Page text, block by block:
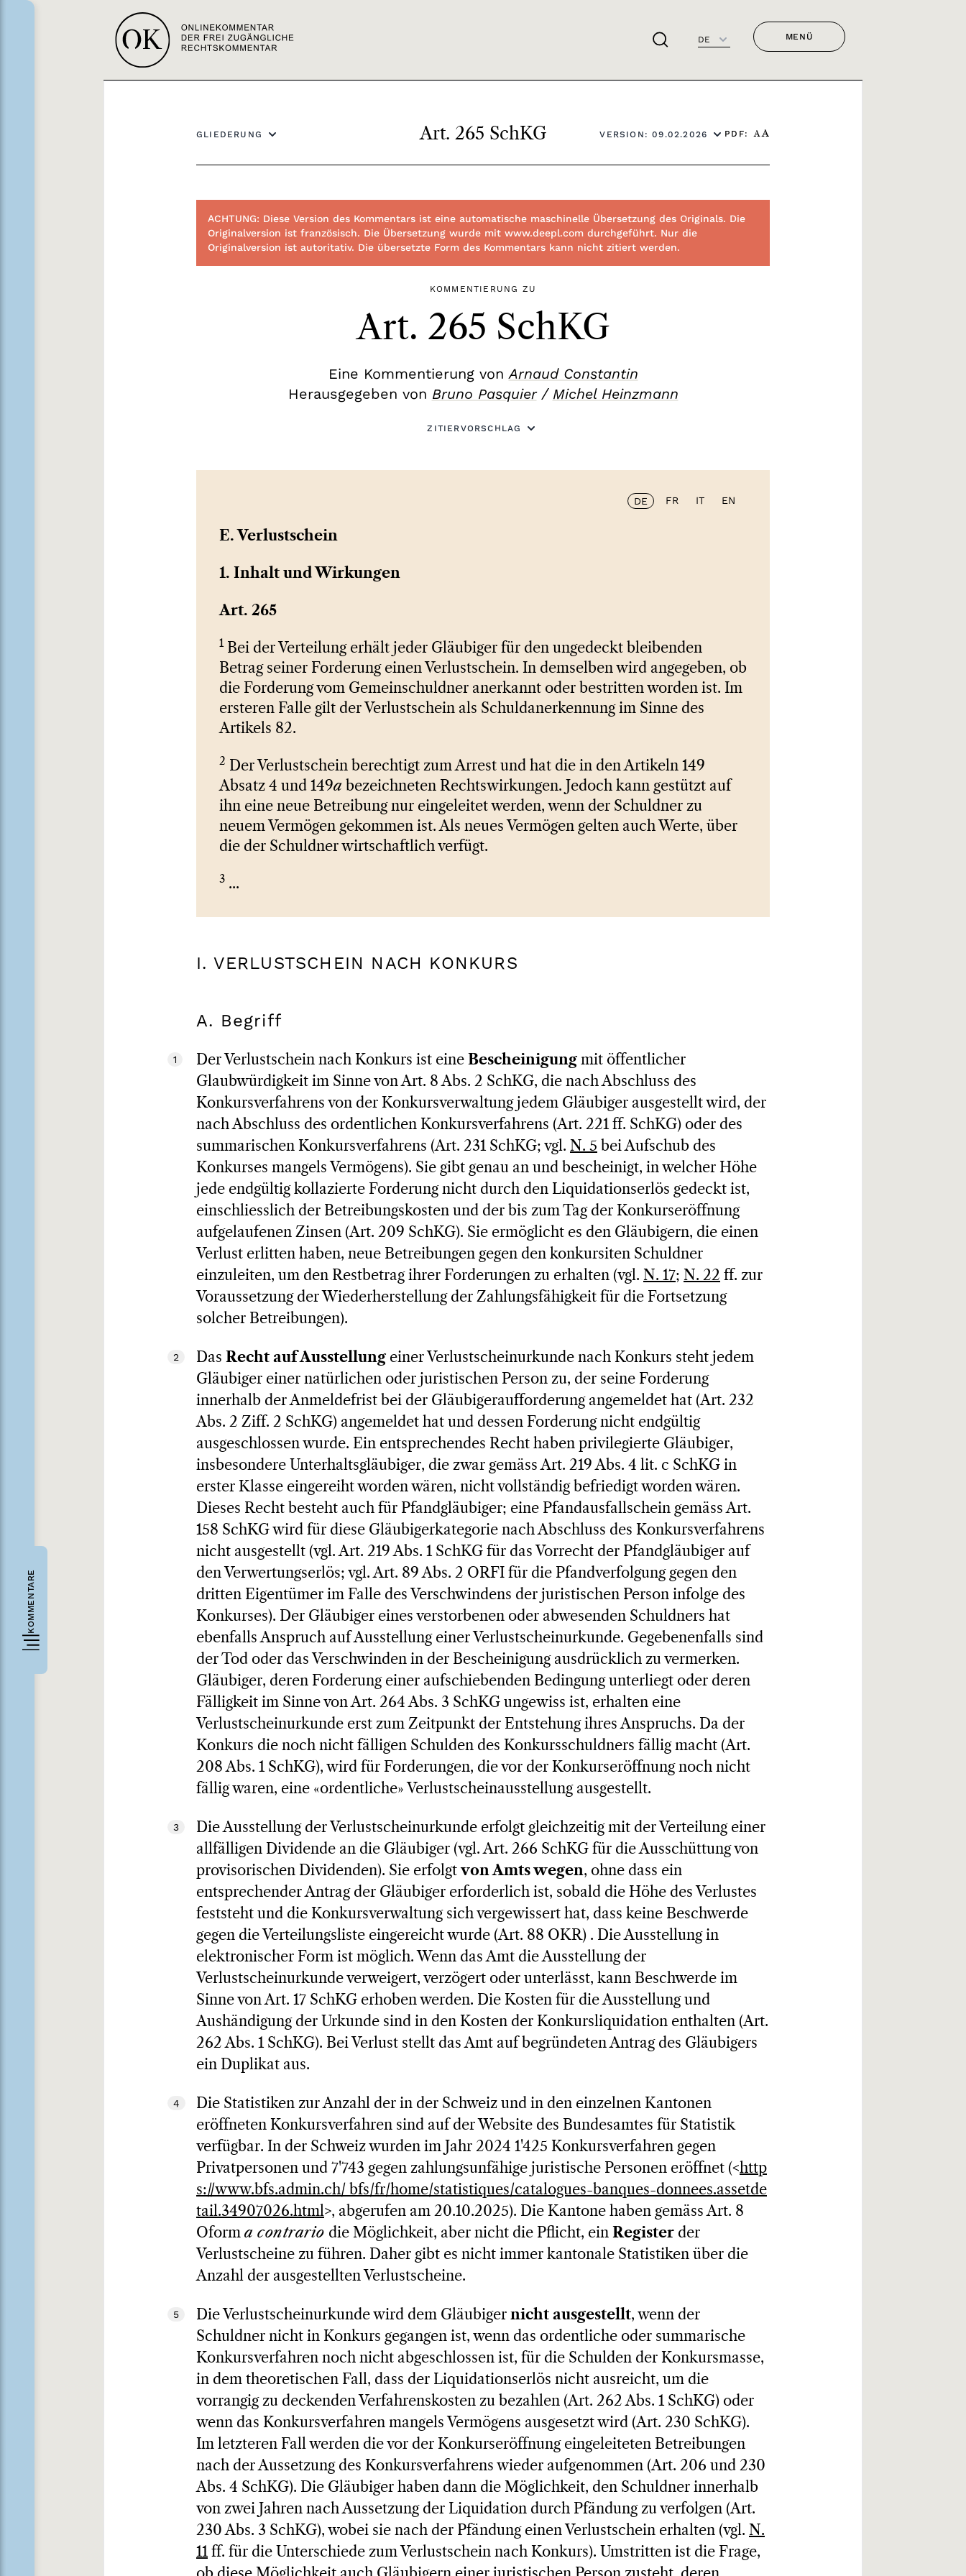
DE MENÜ
KOMMENTARE
GLIEDERUNG Art. 265 SchKG VERSION: 09.02.2026 PDF: A A
ACHTUNG: Diese Version des Kommentars ist eine automatische maschinelle Übersetzung des Originals. Die
Originalversion ist französisch. Die Übersetzung wurde mit www.deepl.com durchgeführt. Nur die
Originalversion ist autoritativ. Die übersetzte Form des Kommentars kann nicht zitiert werden.
KOMMENTIERUNG ZU
Art. 265 SchKG
Eine Kommentierung von Arnaud Constantin
Herausgegeben von Bruno Pasquier/ Michel Heinzmann
ZITIERVORSCHLAG
DE FR IT EN
E. Verlustschein
1. Inhalt und Wirkungen
Art. 265
1 Bei der Verteilung erhält jeder Gläubiger für den ungedeckt bleibenden
Betrag seiner Forderung einen Verlustschein. In demselben wird angegeben, ob
die Forderung vom Gemeinschuldner anerkannt oder bestritten worden ist. Im
ersteren Falle gilt der Verlustschein als Schuldanerkennung im Sinne des
Artikels 82.
2
Der Verlustschein berechtigt zum Arrest und hat die in den Artikeln 149
Absatz 4 und 149a bezeichneten Rechtswirkungen. Jedoch kann gestützt auf
ihn eine neue Betreibung nur eingeleitet werden, wenn der Schuldner zu
neuem Vermögen gekommen ist. Als neues Vermögen gelten auch Werte, über
die der Schuldner wirtschaftlich verfügt.
3 ...
I. VERLUSTSCHEIN NACH KONKURS
A. Begriff
1 Der Verlustschein nach Konkurs ist eine Bescheinigung mit öffentlicher
Glaubwürdigkeit im Sinne von Art. 8 Abs. 2 SchKG, die nach Abschluss des
Konkursverfahrens von der Konkursverwaltung jedem Gläubiger ausgestellt wird, der
nach Abschluss des ordentlichen Konkursverfahrens (Art. 221 ff. SchKG) oder des
summarischen Konkursverfahrens (Art. 231 SchKG; vgl. N. 5 bei Aufschub des
Konkurses mangels Vermögens). Sie gibt genau an und bescheinigt, in welcher Höhe
jede endgültig kollazierte Forderung nicht durch den Liquidationserlös gedeckt ist,
einschliesslich der Betreibungskosten und der bis zum Tag der Konkurseröffnung
aufgelaufenen Zinsen (Art. 209 SchKG). Sie ermöglicht es den Gläubigern, die einen
Verlust erlitten haben, neue Betreibungen gegen den konkursiten Schuldner
einzuleiten, um den Restbetrag ihrer Forderungen zu erhalten (vgl. N. 17; N. 22 ff. zur
Voraussetzung der Wiederherstellung der Zahlungsfähigkeit für die Fortsetzung
solcher Betreibungen).
2 Das Recht auf Ausstellung einer Verlustscheinurkunde nach Konkurs steht jedem
Gläubiger einer natürlichen oder juristischen Person zu, der seine Forderung
innerhalb der Anmeldefrist bei der Gläubigeraufforderung angemeldet hat (Art. 232
Abs. 2 Ziff. 2 SchKG) angemeldet hat und dessen Forderung nicht endgültig
ausgeschlossen wurde. Ein entsprechendes Recht haben privilegierte Gläubiger,
insbesondere Unterhaltsgläubiger, die zwar gemäss Art. 219 Abs. 4 lit. c SchKG in
erster Klasse eingereiht worden wären, nicht vollständig befriedigt worden wären.
Dieses Recht besteht auch für Pfandgläubiger; eine Pfandausfallschein gemäss Art.
158 SchKG wird für diese Gläubigerkategorie nach Abschluss des Konkursverfahrens
nicht ausgestellt (vgl. Art. 219 Abs. 1 SchKG für das Vorrecht der Pfandgläubiger auf
den Verwertungserlös; vgl. Art. 89 Abs. 2 ORFI für die Pfandverfolgung gegen den
dritten Eigentümer im Falle des Verschwindens der juristischen Person infolge des
Konkurses). Der Gläubiger eines verstorbenen oder abwesenden Schuldners hat
ebenfalls Anspruch auf Ausstellung einer Verlustscheinurkunde. Gegebenenfalls sind
der Tod oder das Verschwinden in der Bescheinigung ausdrücklich zu vermerken.
Gläubiger, deren Forderung einer aufschiebenden Bedingung unterliegt oder deren
Fälligkeit im Sinne von Art. 264 Abs. 3 SchKG ungewiss ist, erhalten eine
Verlustscheinurkunde erst zum Zeitpunkt der Entstehung ihres Anspruchs. Da der
Konkurs die noch nicht fälligen Schulden des Konkursschuldners fällig macht (Art.
208 Abs. 1 SchKG), wird für Forderungen, die vor der Konkurseröffnung noch nicht
fällig waren, eine «ordentliche» Verlustscheinausstellung ausgestellt.
3
Die Ausstellung der Verlustscheinurkunde erfolgt gleichzeitig mit der Verteilung einer
allfälligen Dividende an die Gläubiger (vgl. Art. 266 SchKG für die Ausschüttung von
provisorischen Dividenden). Sie erfolgtvon Amts wegen, ohne dass ein
entsprechender Antrag der Gläubiger erforderlich ist, sobald die Höhe des Verlustes
feststeht und die Konkursverwaltung sich vergewissert hat, dass keine Beschwerde
gegen die Verteilungsliste eingereicht wurde (Art. 88 OKR) . Die Ausstellung in
elektronischer Form ist möglich. Wenn das Amt die Ausstellung der
Verlustscheinurkunde verweigert, verzögert oder unterlässt, kann Beschwerde im
Sinne von Art. 17 SchKG erhoben werden. Die Kosten für die Ausstellung und
Aushändigung der Urkunde sind in den Kosten der Konkursliquidation enthalten (Art.
262 Abs. 1 SchKG). Bei Verlust stellt das Amt auf begründeten Antrag des Gläubigers
ein Duplikat aus.
4
Die Statistiken zur Anzahl der in der Schweiz und in den einzelnen Kantonen
eröffneten Konkursverfahren sind auf der Website des Bundesamtes für Statistik
verfügbar. In der Schweiz wurden im Jahr 2024 1'425 Konkursverfahren gegen
Privatpersonen und 7'743 gegen zahlungsunfähige juristische Personen eröffnet (<http
s://www.bfs.admin.ch/ bfs/fr/home/statistiques/catalogues-banques-donnees.assetde
tail.34907026.html>, abgerufen am 20.10.2025). Die Kantone haben gemäss Art. 8
Oform a contrario die Möglichkeit, aber nicht die Pflicht, ein Registerder
Verlustscheine zu führen. Daher gibt es nicht immer kantonale Statistiken über die
Anzahl der ausgestellten Verlustscheine.
5 Die Verlustscheinurkunde wird dem Gläubiger nicht ausgestellt, wenn der
Schuldner nicht in Konkurs gegangen ist, wenn das ordentliche oder summarische
Konkursverfahren noch nicht abgeschlossen ist, für die Schulden der Konkursmasse,
in dem theoretischen Fall, dass der Liquidationserlös nicht ausreicht, um die
vorrangig zu deckenden Verfahrenskosten zu bezahlen (Art. 262 Abs. 1 SchKG) oder
wenn das Konkursverfahren mangels Vermögens ausgesetzt wird (Art. 230 SchKG).
Im letzteren Fall werden die vor der Konkurseröffnung eingeleiteten Betreibungen
nach der Aussetzung des Konkursverfahrens wieder aufgenommen (Art. 206 und 230
Abs. 4 SchKG). Die Gläubiger haben dann die Möglichkeit, den Schuldner innerhalb
von zwei Jahren nach Aussetzung der Liquidation durch Pfändung zu verfolgen (Art.
230 Abs. 3 SchKG), wobei sie nach der Pfändung einen Verlustschein erhalten (vgl. N.
11 ff. für die Unterschiede zum Verlustschein nach Konkurs). Umstritten ist die Frage,